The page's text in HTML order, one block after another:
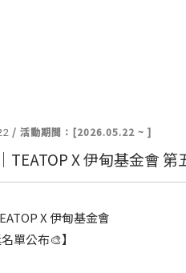
/ 活動期間：[2026.05.22 ~ ]
TEATOP X 伊甸基金會
X 伊甸基金會
單公布🎨】